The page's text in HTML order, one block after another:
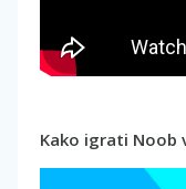
Kako igrati Noob